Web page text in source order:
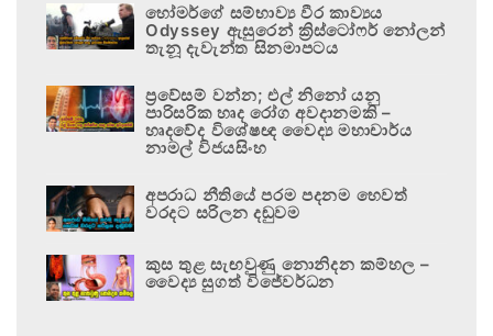
හෝමර්ගේ සම්භාව්‍ය වීර කාව්‍යය
Odyssey ඇසුරෙන් ක්‍රිස්ටෝෆර් නෝලන්
තැනූ දැවැන්ත සිනමාපටය
ප්‍රවේසම් වන්න; එල් නිනෝ යනු
පාරිසරික හෘද රෝග අවදානමකි –
හෘදවේද විශේෂඥ වෛද්‍ය මහාචාර්ය
නාමල් විජයසිංහ
අපරාධ නීතියේ පරම පදනම හෙවත්
වරදට සරිලන දඬුවම
කුස තුළ සැඟවුණු නොනිදන කම්හල –
වෛද්‍ය සුගත් විජේවර්ධන